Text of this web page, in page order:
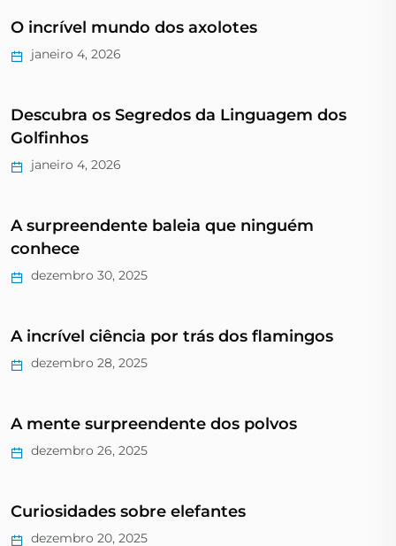
O incrível mundo dos axolotes
janeiro 4, 2026
Descubra os Segredos da Linguagem dos
Golfinhos
janeiro 4, 2026
A surpreendente baleia que ninguém
conhece
dezembro 30, 2025
A incrível ciência por trás dos flamingos
dezembro 28, 2025
A mente surpreendente dos polvos
dezembro 26, 2025
Curiosidades sobre elefantes
dezembro 20, 2025